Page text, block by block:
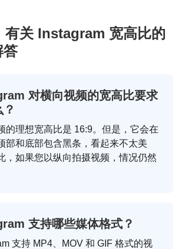
有关 Instagram 宽高比的
答
对横向视频的宽高比要求
的理想宽高比是 16:9。但是，它会在
部和底部包含黑条，看起来不太美
，如果您以纵向拍摄视频，情况仍然
支持哪些媒体格式？
支持 MP4、MOV 和 GIF 格式的视